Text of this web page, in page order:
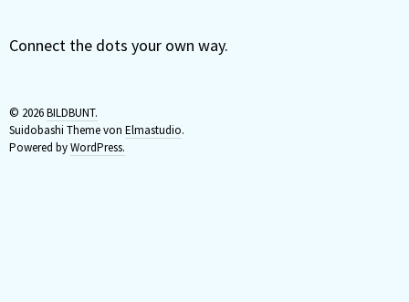
Connect the dots your own way.
© 2026BILDBUNT.
Suidobashi Theme von Elmastudio.
Powered byWordPress.